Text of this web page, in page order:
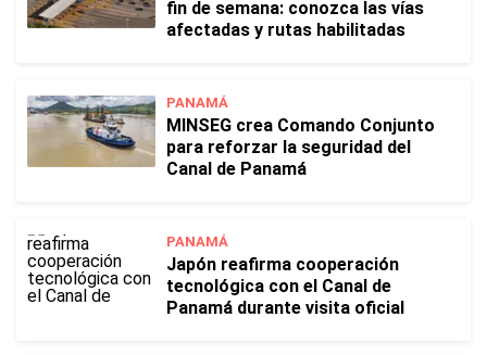
fin de semana: conozca las vías
afectadas y rutas habilitadas
PANAMÁ
MINSEG crea Comando Conjunto
para reforzar la seguridad del
Canal de Panamá
PANAMÁ
Japón reafirma cooperación
tecnológica con el Canal de
Panamá durante visita oficial